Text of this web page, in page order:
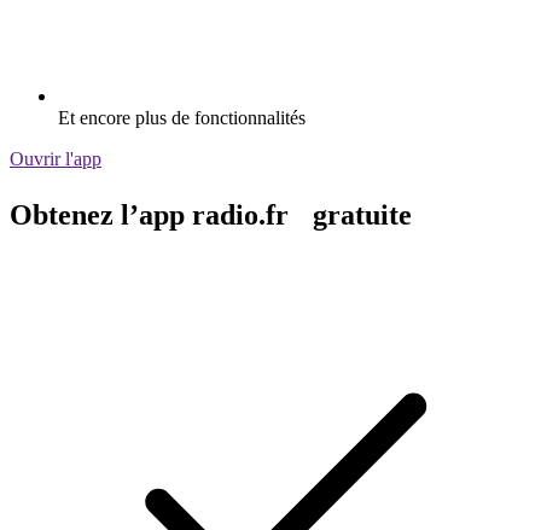
Et encore plus de fonctionnalités
Ouvrir l'app
Obtenez l’app radio.fr gratuite